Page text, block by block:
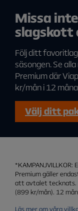
utbud gör du det
Missa
slagskott
Följ ditt
säsongen. Se
Premium där
kr/mån i 12
Välj ditt
Premium gäller
att avtalet tecknats.
(899 kr/mån). 12
Läs mer om våra